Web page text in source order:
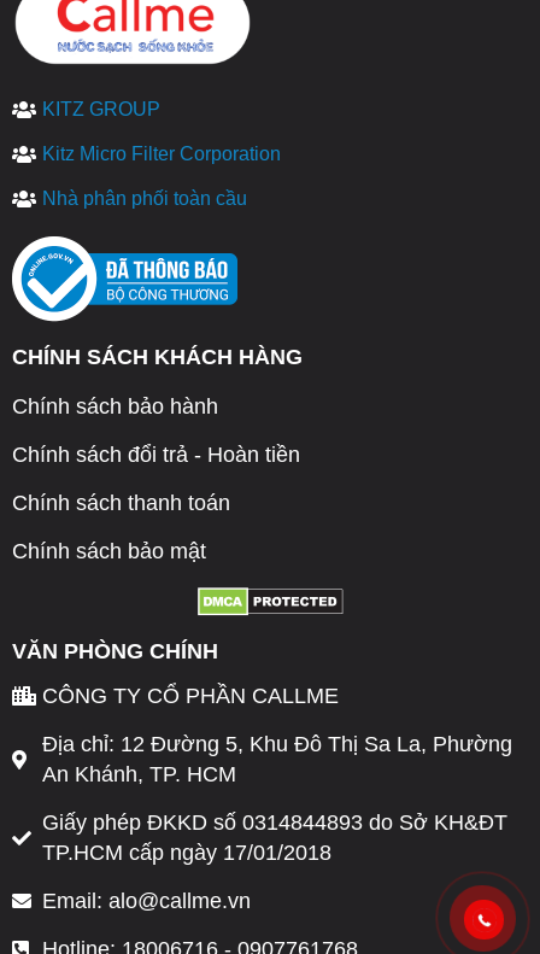
KITZ GROUP
Kitz Micro Filter Corporation
Nhà phân phối toàn cầu
CHÍNH SÁCH KHÁCH HÀNG
Chính sách bảo hành
Chính sách đổi trả - Hoàn tiền
Chính sách thanh toán
Chính sách bảo mật
VĂN PHÒNG CHÍNH
CÔNG TY CỔ PHẦN CALLME
Địa chỉ: 12 Đường 5, Khu Đô Thị Sa La, Phường
An Khánh, TP. HCM
Giấy phép ĐKKD số 0314844893 do Sở KH&ĐT
TP.HCM cấp ngày 17/01/2018
Email: alo@callme.vn
Hotline: 18006716 - 0907761768